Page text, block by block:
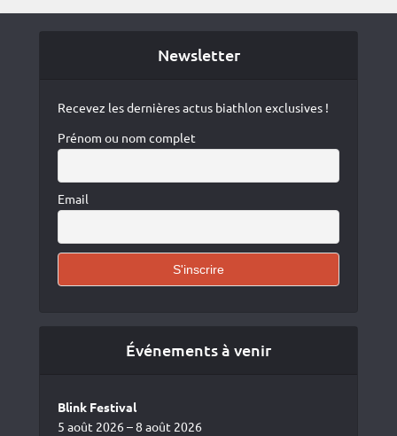
Newsletter
Recevez les dernières actus biathlon exclusives !
Prénom ou nom complet
Email
Événements à venir
Blink Festival
5 août 2026 – 8 août 2026